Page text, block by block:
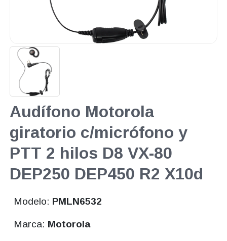
Audífono Motorola
giratorio c/micrófono y
PTT 2 hilos D8 VX-80
DEP250 DEP450 R2 X10d
Modelo: PMLN6532
Marca: Motorola